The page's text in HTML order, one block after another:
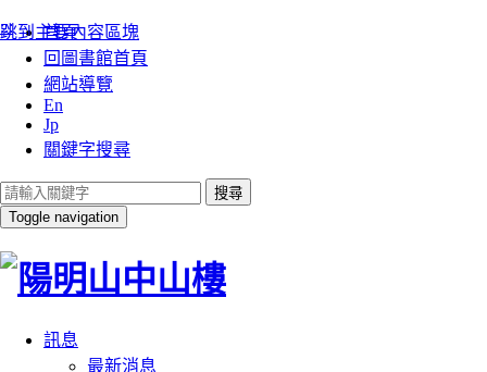
跳到主要內容區塊
:::
首頁
回圖書館首頁
網站導覽
En
Jp
關鍵字搜尋
搜尋
Toggle navigation
訊息
最新消息